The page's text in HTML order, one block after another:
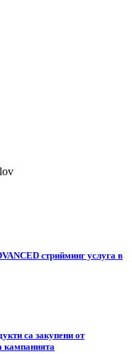
стрийминг услуга в
са закупени от
кампанията